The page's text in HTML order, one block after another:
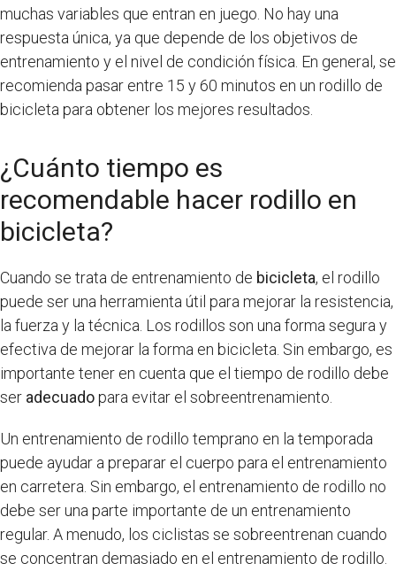
muchas variables que entran en juego. No hay una
respuesta única, ya que depende de los objetivos de
entrenamiento y el nivel de condición física. En general, se
recomienda pasar entre 15 y 60 minutos en un rodillo de
bicicleta para obtener los mejores resultados.
¿Cuánto tiempo es
recomendable hacer rodillo en
bicicleta?
Cuando se trata de entrenamiento de bicicleta, el rodillo
puede ser una herramienta útil para mejorar la resistencia,
la fuerza y la técnica. Los rodillos son una forma segura y
efectiva de mejorar la forma en bicicleta. Sin embargo, es
importante tener en cuenta que el tiempo de rodillo debe
ser adecuadopara evitar el sobreentrenamiento.
Un entrenamiento de rodillo temprano en la temporada
puede ayudar a preparar el cuerpo para el entrenamiento
en carretera. Sin embargo, el entrenamiento de rodillo no
debe ser una parte importante de un entrenamiento
regular. A menudo, los ciclistas se sobreentrenan cuando
se concentran demasiado en el entrenamiento de rodillo.